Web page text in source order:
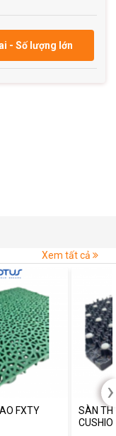
- Số lượng lớn
Xem tất cả
FXTY
SÀN
›